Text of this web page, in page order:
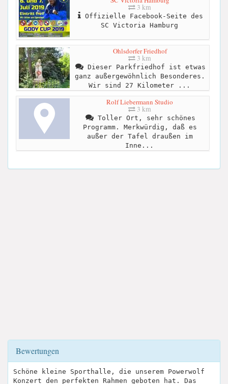
3 km
Offizielle Facebook-Seite des
SC Victoria Hamburg
Ohlsdorfer Friedhof
3 km
Dieser Parkfriedhof ist etwas
ganz außergewöhnlich Besonderes.
Wir sind 27 Kilometer ...
Rolf Liebermann Studio
3 km
Toller Ort, sehr schönes
Programm. Merkwürdig, daß es
außer der Tafel draußen im
Inne...
Bewertungen
Schöne kleine Sporthalle, die unserem Powerwolf
Konzert den perfekten Rahmen geboten hat. Das